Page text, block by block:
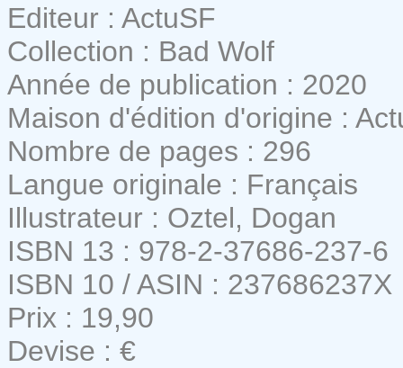
Editeur : ActuSF
Collection : Bad Wolf
Année de publication : 2020
Maison d'édition d'origine :
Nombre de pages : 296
Langue originale : Français
Illustrateur : Oztel, Dogan
ISBN 13 : 978-2-37686-237-6
ISBN 10 / ASIN : 237686237X
Prix : 19,90
Devise : €